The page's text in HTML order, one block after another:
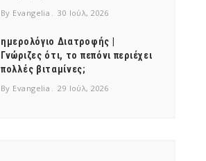
By Evangelia 30 Ιούλ, 2026
ημερολόγιο Διατροφής |
Γνώριζες ότι, το πεπόνι περιέχει
πολλές βιταμίνες;
By Evangelia 29 Ιούλ, 2026